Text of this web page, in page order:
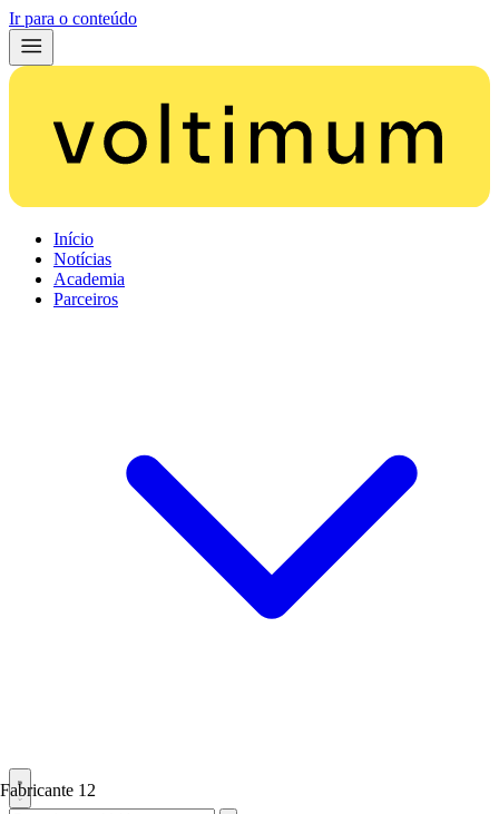
Ir para o conteúdo
Início
Notícias
Academia
Parceiros
Fabricante 12